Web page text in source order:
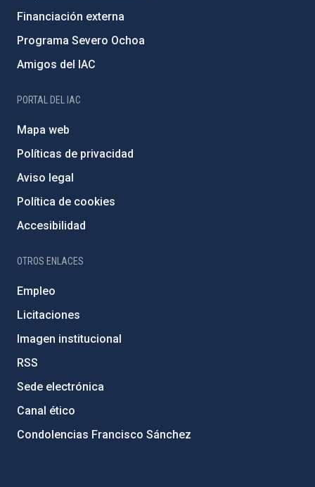
Financiación externa
Programa Severo Ochoa
Amigos del IAC
PORTAL DEL IAC
Mapa web
Políticas de privacidad
Aviso legal
Política de cookies
Accesibilidad
OTROS ENLACES
Empleo
Licitaciones
Imagen institucional
RSS
Sede electrónica
Canal ético
Condolencias Francisco Sánchez